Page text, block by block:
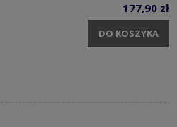
177,90 zł
DO KOSZYKA